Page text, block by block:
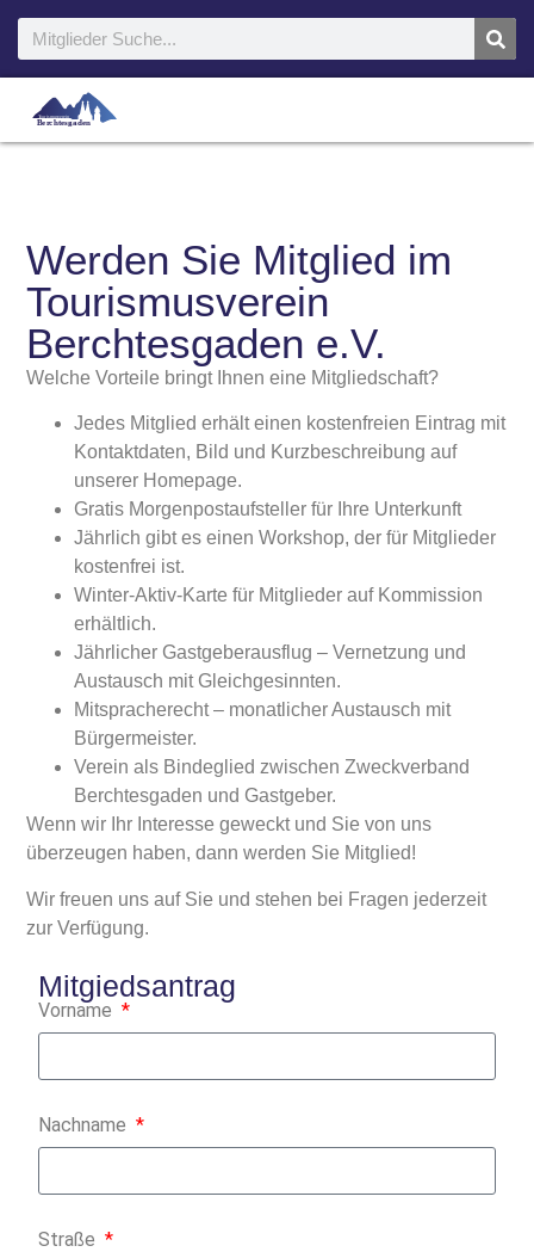
Werden Sie Mitglied im
Tourismusverein
Berchtesgaden e.V.
Welche Vorteile bringt Ihnen eine Mitgliedschaft?
Jedes Mitglied erhält einen kostenfreien Eintrag mit
Kontaktdaten, Bild und Kurzbeschreibung auf
unserer Homepage.
Gratis Morgenpostaufsteller für Ihre Unterkunft
Jährlich gibt es einen Workshop, der für Mitglieder
kostenfrei ist.
Winter-Aktiv-Karte für Mitglieder auf Kommission
erhältlich.
Jährlicher Gastgeberausflug – Vernetzung und
Austausch mit Gleichgesinnten.
Mitspracherecht – monatlicher Austausch mit
Bürgermeister.
Verein als Bindeglied zwischen Zweckverband
Berchtesgaden und Gastgeber.
Wenn wir Ihr Interesse geweckt und Sie von uns
überzeugen haben, dann werden Sie Mitglied!
Wir freuen uns auf Sie und stehen bei Fragen jederzeit
zur Verfügung.
Mitgiedsantrag
Vorname
Nachname
Straße